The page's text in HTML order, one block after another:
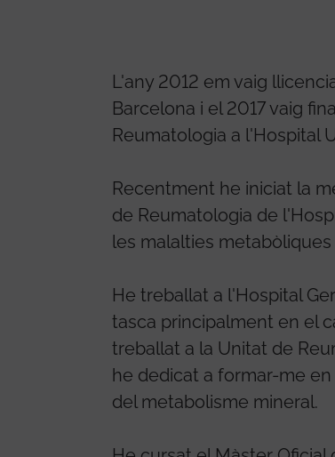
L'any 2012 em vaig
Barcelona i el 2017 vaig
Reumatologia a l'Hospital
Recentment he iniciat la
de Reumatologia de
les malalties
He treballat a l'Hospital
tasca principalment en el
treballat a la Unitat de
he dedicat a formar-me
del metabolisme mineral.